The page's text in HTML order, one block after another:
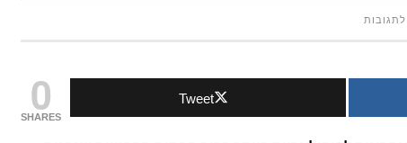
על
לחניה?
0
SHARES
Tweet